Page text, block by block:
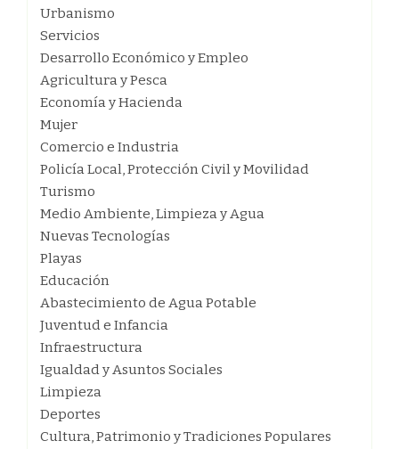
Urbanismo
Servicios
Desarrollo Económico y Empleo
Agricultura y Pesca
Economía y Hacienda
Mujer
Comercio e Industria
Policía Local, Protección Civil y Movilidad
Turismo
Medio Ambiente, Limpieza y Agua
Nuevas Tecnologías
Playas
Educación
Abastecimiento de Agua Potable
Juventud e Infancia
Infraestructura
Igualdad y Asuntos Sociales
Limpieza
Deportes
Cultura, Patrimonio y Tradiciones Populares